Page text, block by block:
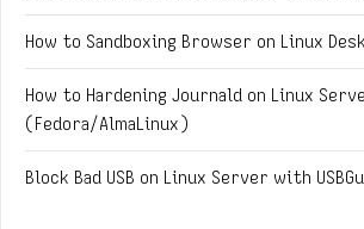
How to Sandboxing Browser on Linux
How to Hardening Journald on Linux
(Fedora/AlmaLinux)
Block Bad USB on Linux Server with